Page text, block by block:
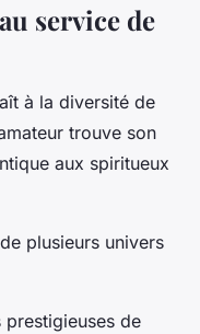
service de
à la diversité de
trouve son
aux spiritueux
plusieurs univers
de